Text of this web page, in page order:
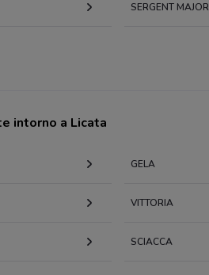
SERGENT MAJOR
intorno a Licata
GELA
VITTORIA
SCIACCA